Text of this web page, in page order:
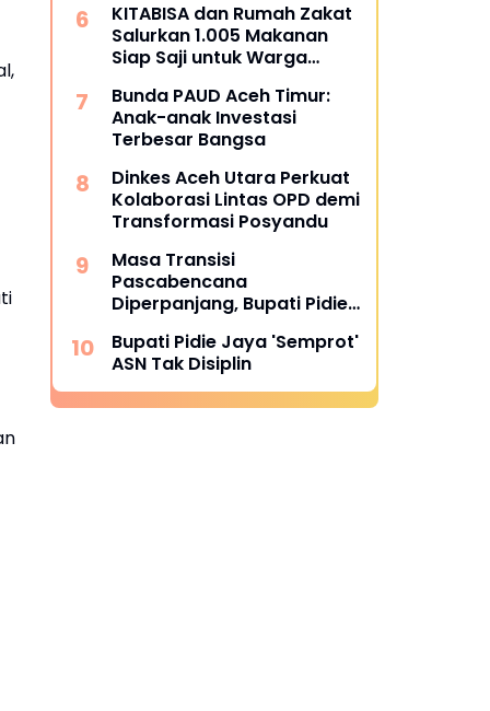
KITABISA dan Rumah Zakat
Salurkan 1.005 Makanan
Siap Saji untuk Warga
Bunda PAUD Aceh Timur:
Anak-anak Investasi
Terbesar Bangsa
Dinkes Aceh Utara Perkuat
Kolaborasi Lintas OPD demi
Transformasi Posyandu
Masa Transisi
Pascabencana
Diperpanjang, Bupati Pidie
Korban Banjir yang
Ditinggalkan
Bupati Pidie Jaya 'Semprot'
ASN Tak Disiplin